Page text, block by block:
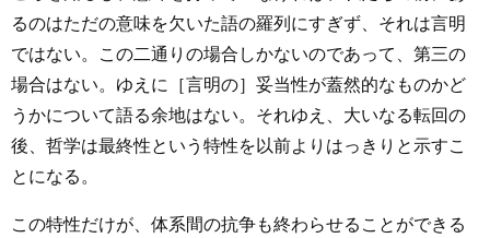
るのはただの意味を欠いた語の羅列にすぎず、それは言明
ではない。この二通りの場合しかないのであって、第三の
場合はない。ゆえに［言明の］妥当性が蓋然的なものかど
うかについて語る余地はない。それゆえ、大いなる転回の
後、哲学は最終性という特性を以前よりはっきりと示すこ
とになる。
この特性だけが、体系間の抗争も終わらせることができる